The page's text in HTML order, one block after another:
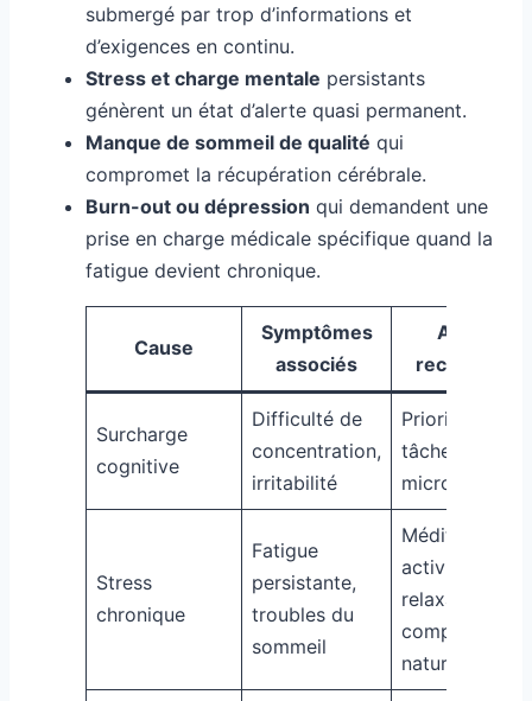
submergé par trop d’informations et
d’exigences en continu.
Stress et charge mentale persistants
génèrent un état d’alerte quasi permanent.
Manque de sommeil de qualité qui
compromet la récupération cérébrale.
Burn-out ou dépression qui demandent une
prise en charge médicale spécifique quand la
fatigue devient chronique.
Cause
Symptômes
associés
Approche
Surcharge
cognitive
Difficulté de
concentration,
irritabilité
Prioriser les
tâches, faire
micro-pauses
Stress
chronique
Fatigue
persistante,
troubles du
sommeil
Méditation,
activités
relaxantes,
compléments
naturels